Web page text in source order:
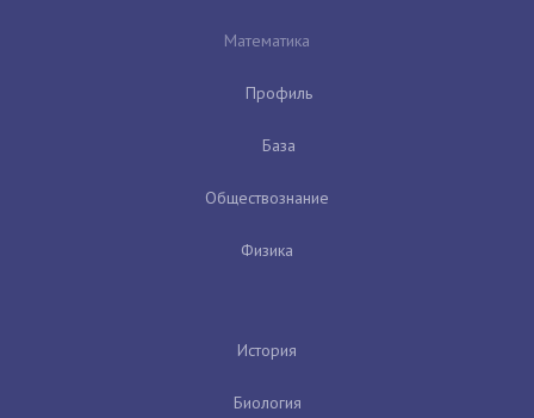
Математика
Профиль
База
Обществознание
Физика
История
Биология